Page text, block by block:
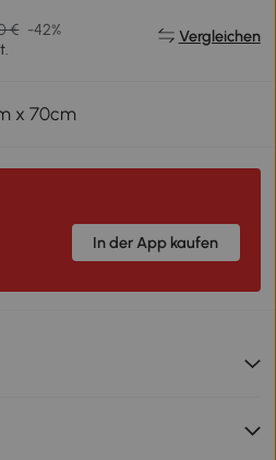
€ -42%
Vergleichen
x 70cm
In der App kaufen